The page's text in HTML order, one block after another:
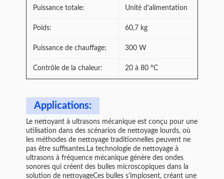
Puissance totale: Unité d'alimentation
Poids: 60,7 kg
Puissance de chauffage: 300 W
Contrôle de la chaleur: 20 à 80 °C
Applications:
Le nettoyant à ultrasons mécanique est conçu pour une
utilisation dans des scénarios de nettoyage lourds, où
les méthodes de nettoyage traditionnelles peuvent ne
pas être suffisantes.La technologie de nettoyage à
ultrasons à fréquence mécanique génère des ondes
sonores qui créent des bulles microscopiques dans la
solution de nettoyageCes bulles s'implosent, créant une